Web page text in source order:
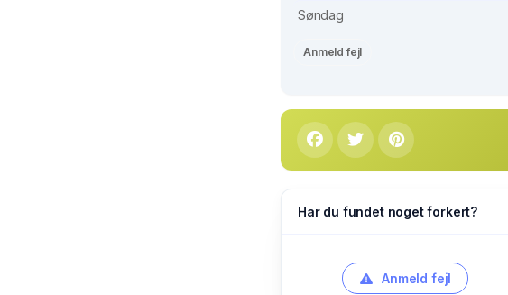
Søndag
Anmeld fejl
Har du fundet noget forkert?
Anmeld fejl